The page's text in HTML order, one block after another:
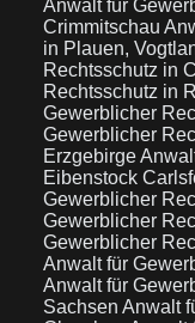
Anwalt für
Crimmitschau
in Plauen,
Rechtsschutz in
Rechtsschutz in
Gewerblicher
Gewerblicher
Erzgebirge
Eibenstock
Gewerblicher
Gewerblicher
Gewerblicher
Anwalt für
Anwalt für
Sachsen Anwalt